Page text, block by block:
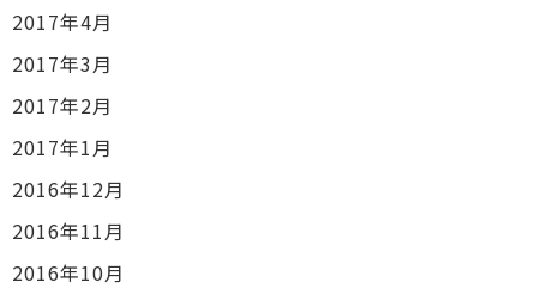
2017年4月
2017年3月
2017年2月
2017年1月
2016年12月
2016年11月
2016年10月